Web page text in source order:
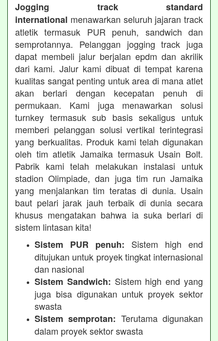
Jogging track standard
international menawarkan seluruh jajaran track
atletik termasuk PUR penuh, sandwich dan
semprotannya. Pelanggan jogging track juga
dapat membeli jalur berjalan epdm dan akrilik
dari kami. Jalur kami dibuat di tempat karena
kualitas sangat penting untuk area di mana atlet
akan berlari dengan kecepatan penuh di
permukaan. Kami juga menawarkan solusi
turnkey termasuk sub basis sekaligus untuk
memberi pelanggan solusi vertikal terintegrasi
yang berkualitas. Produk kami telah digunakan
oleh tim atletik Jamaika termasuk Usain Bolt.
Pabrik kami telah melakukan instalasi untuk
stadion Olimpiade, dan juga tim run Jamaika
yang menjalankan tim teratas di dunia. Usain
baut pelari jarak jauh terbaik di dunia secara
khusus mengatakan bahwa ia suka berlari di
sistem lintasan kita!
Sistem PUR penuh: Sistem high end
ditujukan untuk proyek tingkat internasional
dan nasional
Sistem Sandwich: Sistem high end yang
juga bisa digunakan untuk proyek sektor
swasta
Sistem semprotan: Terutama digunakan
dalam proyek sektor swasta